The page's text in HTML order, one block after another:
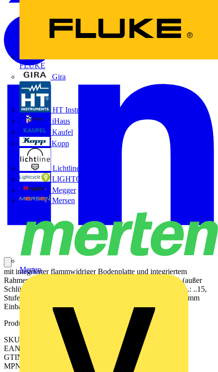
FLUKE
Gira
HT Instruments GmbH
iHaus
Kaufel
Kopp
Lichtline
LIGHTCYCLE
Megger
Mersen
Merten
mit integrierter flammwidriger Bodenplatte und integriertem
Rahmen für UP-Geräte mit Abdeckungen aus der Serie A (außer
Schlüsselschalter mit zylinderbündiger Abdeckung Art.-Nrn.: ..15,
Stufenschalter und SEV-Steckdosen Typ 13) 156 x 85 x 47 mm
Einbautiefe max. 34 mm
Produktkennzeichen
SKU: A5582BFAANM
EAN: 4011377212091
GTIN: 4011377212091
MPN: A 5582 BF A ANM